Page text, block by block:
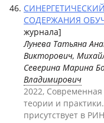
СОДЕРЖАНИЯ
журнала]
Лунева Татьяна
Викторович,
Северина Марина
Владимирович
2022,
теории и
присутствует в